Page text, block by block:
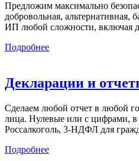
Предложим максимально
добровольная, альтернативная,
ИП любой сложности, включая
Подробнее
Декларации и
Сделаем любой отчет в любой
лица. Нулевые или с цифрами,
Россалкоголь, 3-НДФЛ для
Подробнее